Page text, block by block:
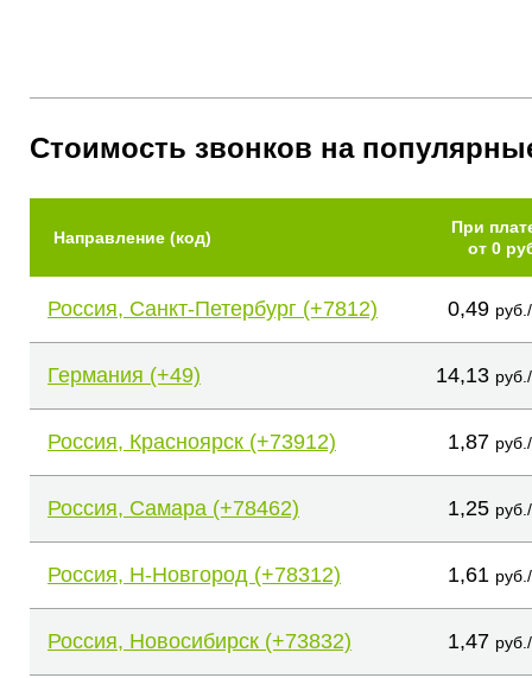
Стоимость звонков на
Направление (код)
При
от 0
Россия, Санкт-Петербург (+7812) 0,49
Германия (+49) 14,13
Россия, Красноярск (+73912) 1,87
Россия, Самара (+78462) 1,25
Россия, Н-Новгород (+78312) 1,61
Россия, Новосибирск (+73832) 1,47